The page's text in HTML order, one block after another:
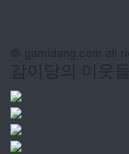
© gamidang.com all
감이당의 이웃들